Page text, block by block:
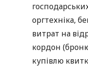
оргтехніка,
витрат на
кордон
купівлю